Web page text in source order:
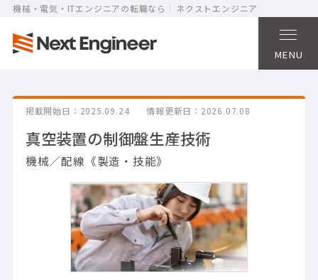
機械・電気・ITエンジニアの転職なら ネクストエンジニア
MENU
掲載開始日 2025.09.24 情報更新日 2026.07.08
真空装置の制御盤生産技術
機械／配線《製造・技能》